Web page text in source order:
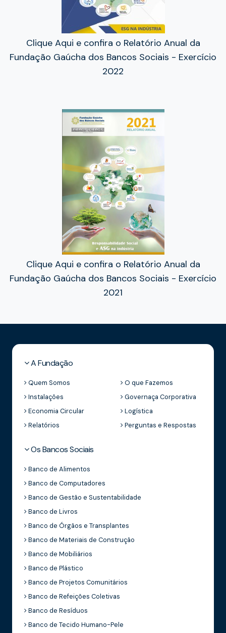
Clique Aqui e confira o Relatório Anual da
Fundação Gaúcha dos Bancos Sociais - Exercício
2022
Clique Aqui e confira o Relatório Anual da
Fundação Gaúcha dos Bancos Sociais - Exercício
2021
A Fundação
Quem Somos
O que Fazemos
Instalações
Governaça Corporativa
Economia Circular
Logística
Relatórios
Perguntas e Respostas
Os Bancos Sociais
Banco de Alimentos
Banco de Computadores
Banco de Gestão e Sustentabilidade
Banco de Livros
Banco de Órgãos e Transplantes
Banco de Materiais de Construção
Banco de Mobiliários
Banco de Plástico
Banco de Projetos Comunitários
Banco de Refeições Coletivas
Banco de Resíduos
Banco de Tecido Humano-Pele